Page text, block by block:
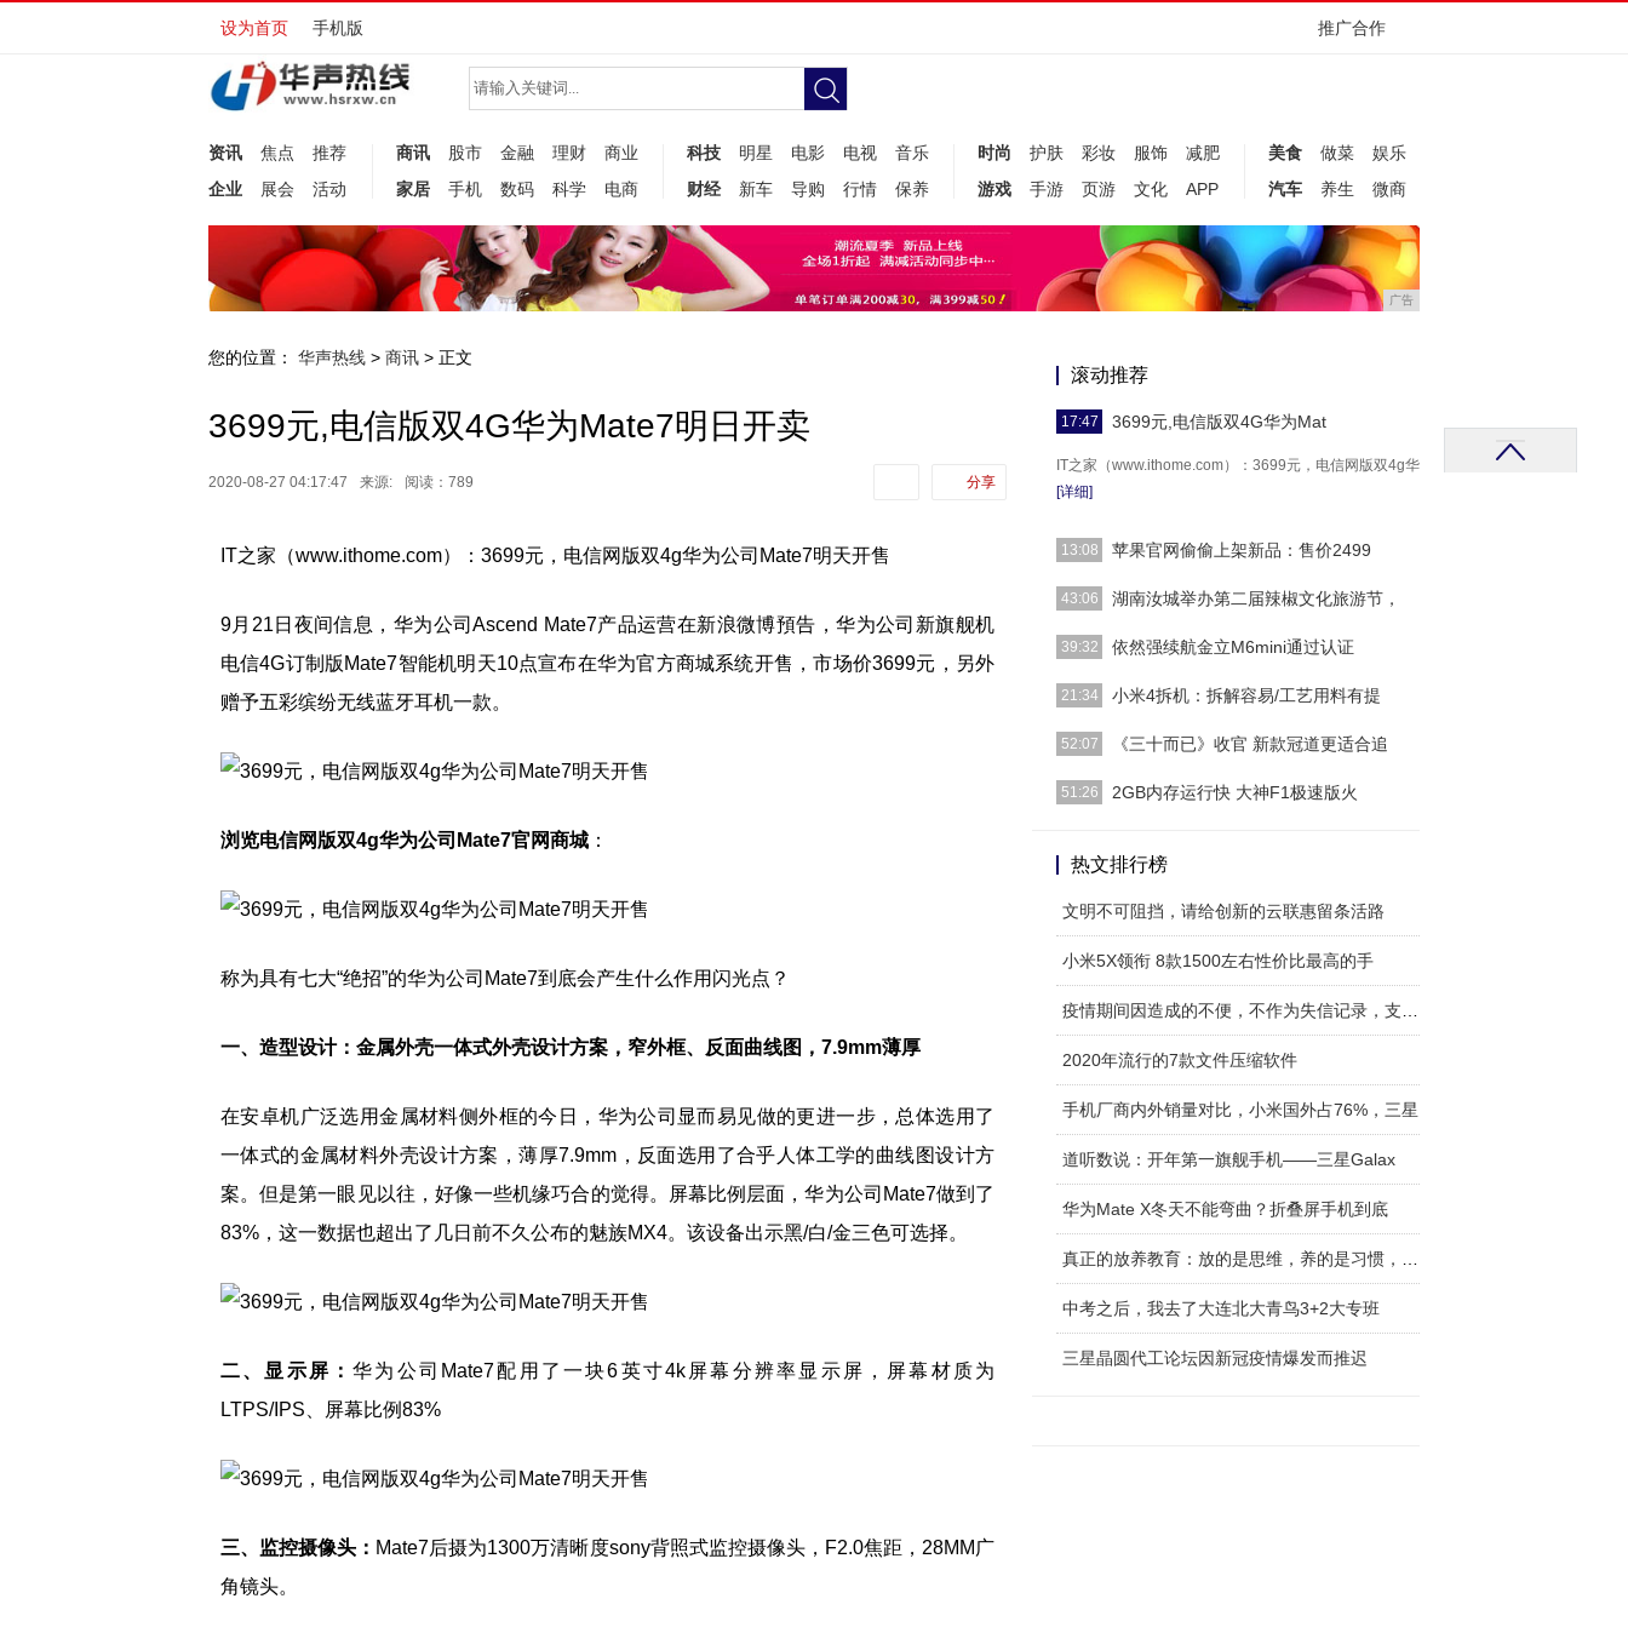
设为首页 手机版 推广合作
资讯 焦点
推荐
企业
展会 活动
商讯 股市 金融 理财
商业
家居
手机 数码 科学 电商
科技 明星 电影 电视
音乐
财经
新车 导购 行情 保养
时尚 护肤 彩妆 服饰
减肥
游戏
手游 页游 文化 APP
美食 做菜
娱乐
汽车
养生 微商
广告
您的位置： 华声热线 > 商讯 > 正文
3699元,电信版双4G华为Mate7明日开卖
2020-08-27 04:17:47 来源: 阅读：789 分享
IT之家（www.ithome.com）：3699元，电信网版双4g华为公司Mate7明天开售
9月21日夜间信息，华为公司Ascend Mate7产品运营在新浪微博預告，华为公司新旗舰机
电信4G订制版Mate7智能机明天10点宣布在华为官方商城系统开售，市场价3699元，另外
赠予五彩缤纷无线蓝牙耳机一款。
浏览电信网版双4g华为公司Mate7官网商城 ：
称为具有七大“绝招”的华为公司Mate7到底会产生什么作用闪光点？
一、造型设计：金属外壳一体式外壳设计方案，窄外框、反面曲线图，7.9mm薄厚
在安卓机广泛选用金属材料侧外框的今日，华为公司显而易见做的更进一步，总体选用了
一体式的金属材料外壳设计方案，薄厚7.9mm，反面选用了合乎人体工学的曲线图设计方
案。但是第一眼见以往，好像一些机缘巧合的觉得。屏幕比例层面，华为公司Mate7做到了
83%，这一数据也超出了几日前不久公布的魅族MX4。该设备出示黑/白/金三色可选择。
二、显示屏：华为公司Mate7配用了一块6英寸4k屏幕分辨率显示屏，屏幕材质为
LTPS/IPS、屏幕比例83%
三、监控摄像头： Mate7后摄为1300万清晰度sony背照式监控摄像头，F2.0焦距，28MM广
角镜头。
滚动推荐
17:47 3699元,电信版双4G华为Mat
IT之家（www.ithome.com）：3699元，电信网版双4g华
[详细]
13:08 苹果官网偷偷上架新品：售价2499
快来看看科技圈最近的新机“爆料”！​苹果悄悄上架新品：
43:06 湖南汝城举办第二届辣椒文化旅游节，
湖南汝城举办第二届辣椒文化旅游节，农旅互联网助推新
39:32 依然强续航金立M6mini通过认证
来看金立是寻找自身的立身之本，而且坚持不懈的加强
21:34 小米4拆机：拆解容易/工艺用料有提
小米4很明显的一个转变就是不再谈硬件如何发烧，反而
52:07 《三十而已》收官 新款冠道更适合追
最近热播的都市情感剧《三十而已》已于近日正式收官,
51:26 2GB内存运行快 大神F1极速版火
家“大神手机官网[详细]
热文排行榜
文明不可阻挡，请给创新的云联惠留条活路
小米5X领衔 8款1500左右性价比最高的手
2020年流行的7款文件压缩软件
手机厂商内外销量对比，小米国外占76%，三星
道听数说：开年第一旗舰手机——三星Galax
华为Mate X冬天不能弯曲？折叠屏手机到底
中考之后，我去了大连北大青鸟3+2大专班
三星晶圆代工论坛因新冠疫情爆发而推迟